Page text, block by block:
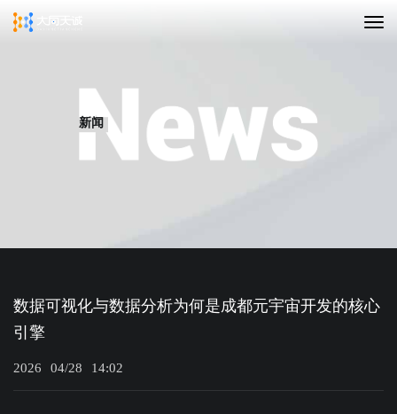
新闻
数据可视化与数据分析为何是成都元宇宙开发的核心
引擎
2026 04/28 14:02